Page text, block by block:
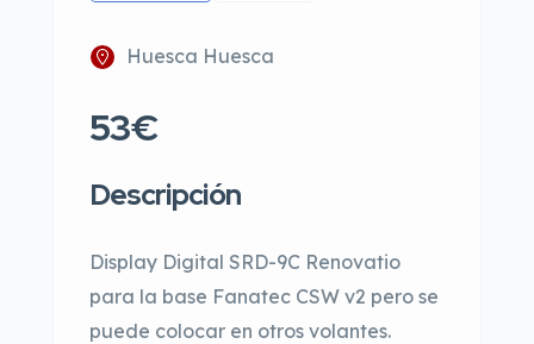
Huesca Huesca
53€
Descripción
Display Digital SRD-9C Renovatio
para la base Fanatec CSW v2 pero se
puede colocar en otros volantes.